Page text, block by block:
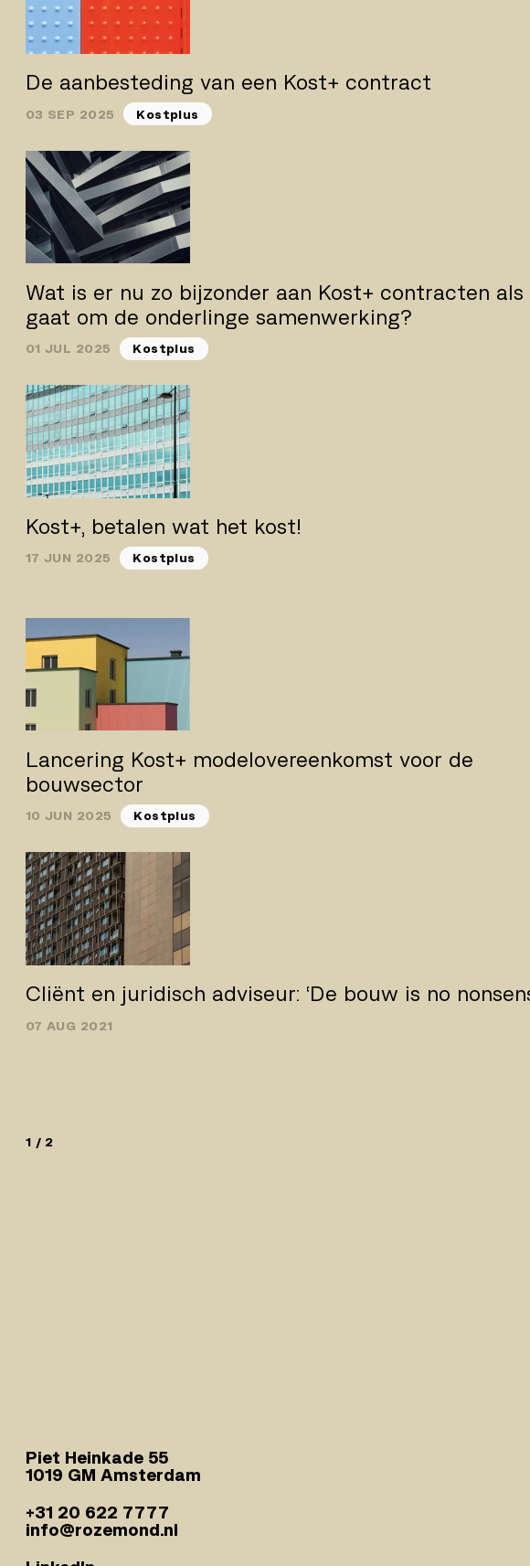
De aanbesteding van een Kost+ contract
03 SEP 2025 Kostplus
Wat is er nu zo bijzonder aan Kost+ contracten als
gaat om de onderlinge samenwerking?
01 JUL 2025 Kostplus
Kost+, betalen wat het kost!
17 JUN 2025 Kostplus
Lancering Kost+ modelovereenkomst voor de
bouwsector
10 JUN 2025 Kostplus
Cliënt en juridisch adviseur: ‘De bouw is no­
07 AUG 2021
1 / 2
Piet Heinkade 55
1019 GM Amsterdam
+31 20 622 7777
info@rozemond.nl